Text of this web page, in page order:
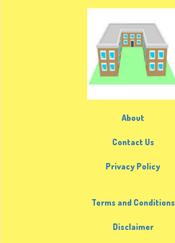
About
Contact Us
Privacy Policy
Terms and Conditions
Disclaimer